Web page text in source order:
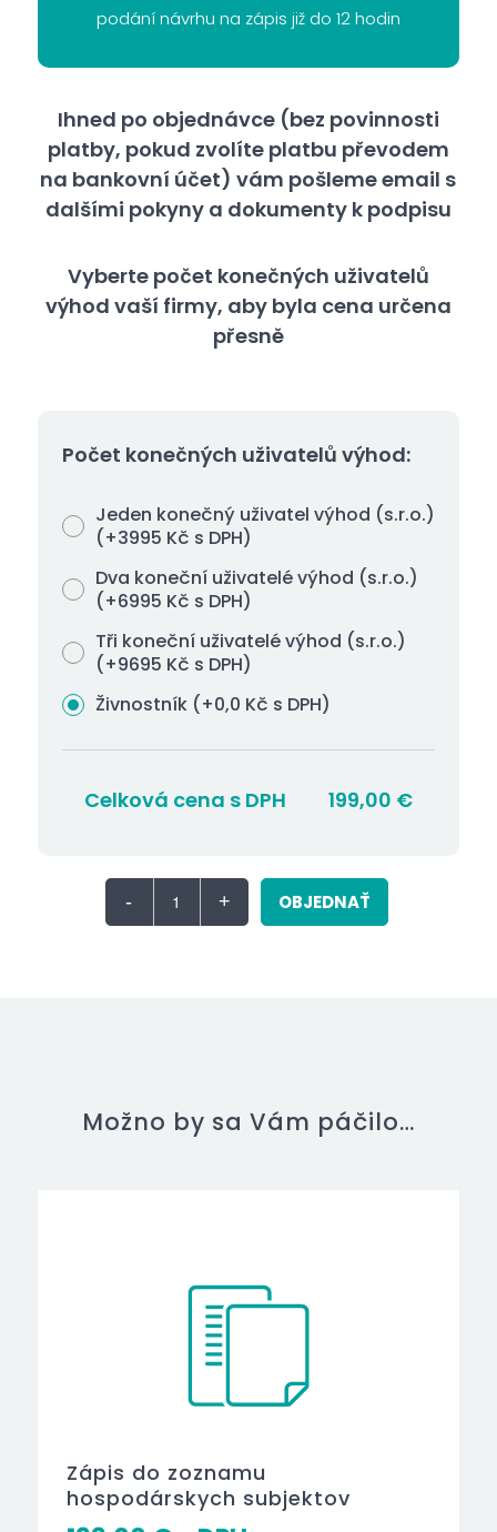
podání návrhu na zápis již do 12 hodin
Ihned po objednávce (bez povinnosti
platby, pokud zvolíte platbu převodem
na bankovní účet) vám pošleme email s
dalšími pokyny a dokumenty k podpisu
Vyberte počet konečných uživatelů
výhod vaší firmy, aby byla cena určena
přesně
Počet konečných uživatelů výhod:
Jeden konečný uživatel výhod (s.r.o.)
(+3995 Kč s DPH)
Dva koneční uživatelé výhod (s.r.o.)
(+6995 Kč s DPH)
Tři koneční uživatelé výhod (s.r.o.)
(+9695 Kč s DPH)
Živnostník (+0,0 Kč s DPH)
Celková cena s DPH 199,00 €
OBJEDNAŤ
Možno by sa Vám páčilo…
Zápis do zoznamu
hospodárskych subjektov